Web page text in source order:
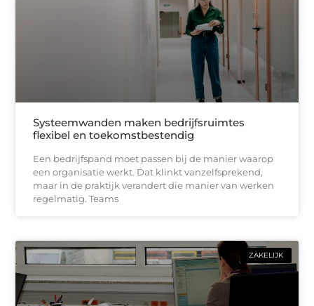
Systeemwanden maken bedrijfsruimtes
flexibel en toekomstbestendig
Een bedrijfspand moet passen bij de manier waarop
een organisatie werkt. Dat klinkt vanzelfsprekend,
maar in de praktijk verandert die manier van werken
regelmatig. Teams
ZAKELIJK